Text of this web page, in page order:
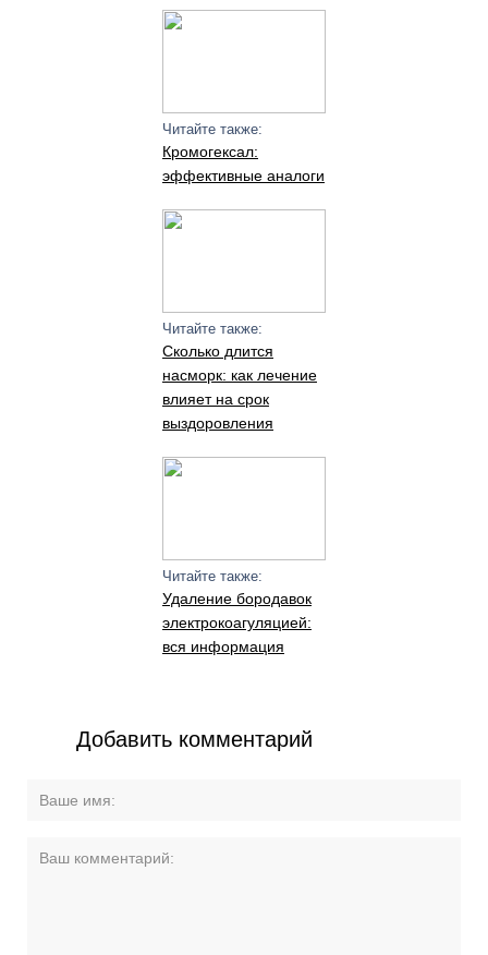
Читайте также:
Кромогексал:
эффективные аналоги
Читайте также:
Сколько длится
насморк: как лечение
влияет на срок
выздоровления
Читайте также:
Удаление бородавок
электрокоагуляцией:
вся информация
Добавить комментарий